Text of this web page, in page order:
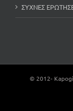
ΣΥΧΝΕΣ
© 2012-